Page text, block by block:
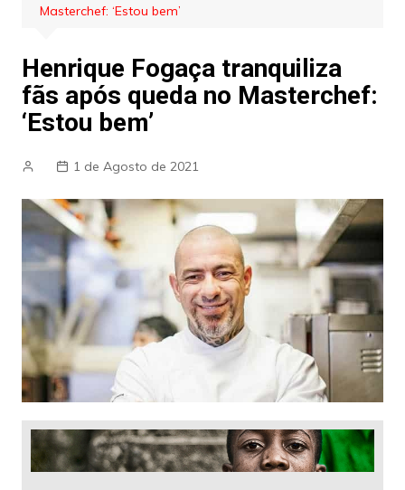
Masterchef: ‘Estou bem’
Henrique Fogaça tranquiliza
fãs após queda no Masterchef:
‘Estou bem’
1 de Agosto de 2021